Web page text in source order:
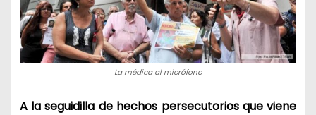
La médica al micrófono
A la seguidilla de hechos persecutorios que viene